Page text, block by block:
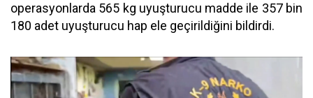
operasyonlarda 565 kg uyuşturucu madde ile 357 bin
180 adet uyuşturucu hap ele geçirildiğini bildirdi.